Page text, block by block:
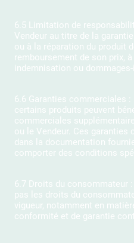
6.5 Limitation de
Vendeur au titre de la
ou à la réparation du produit
remboursement de son prix,
indemnisation ou dommages-
6.6 Garanties commerciales
certains produits peuvent
commerciales
ou le Vendeur. Ces
dans la documentation
comporter des conditions
6.7 Droits du consommateur
pas les droits du
vigueur, notamment en
conformité et de garantie